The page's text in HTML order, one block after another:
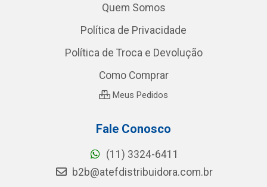
Quem Somos
Política de Privacidade
Política de Troca e Devolução
Como Comprar
Meus Pedidos
Fale Conosco
(11) 3324-6411
b2b@atefdistribuidora.com.br